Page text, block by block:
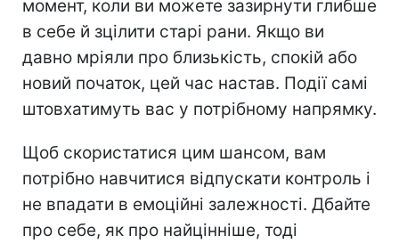
момент, коли ви можете зазирнути глибше
в себе й зцілити старі рани. Якщо ви
давно мріяли про близькість, спокій або
новий початок, цей час настав. Події самі
штовхатимуть вас у потрібному напрямку.
Щоб скористатися цим шансом, вам
потрібно навчитися відпускати контроль і
не впадати в емоційні залежності. Дбайте
про себе, як про найцінніше, тоді